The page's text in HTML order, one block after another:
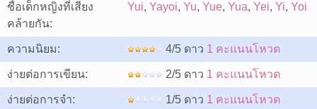
ชื่อเด็กหญิงที่เสียง
คล้ายกัน:
Yui, Yayoi, Yu, Yue, Yua, Yei, Yi, Yoi
ความนิยม: 4/5 ดาว 1 คะแนนโหวต
ง่ายต่อการเขียน: 2/5 ดาว 1 คะแนนโหวต
ง่ายต่อการจำ: 1/5 ดาว 1 คะแนนโหวต